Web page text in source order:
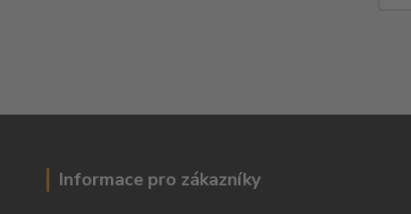
Informace pro zákazníky